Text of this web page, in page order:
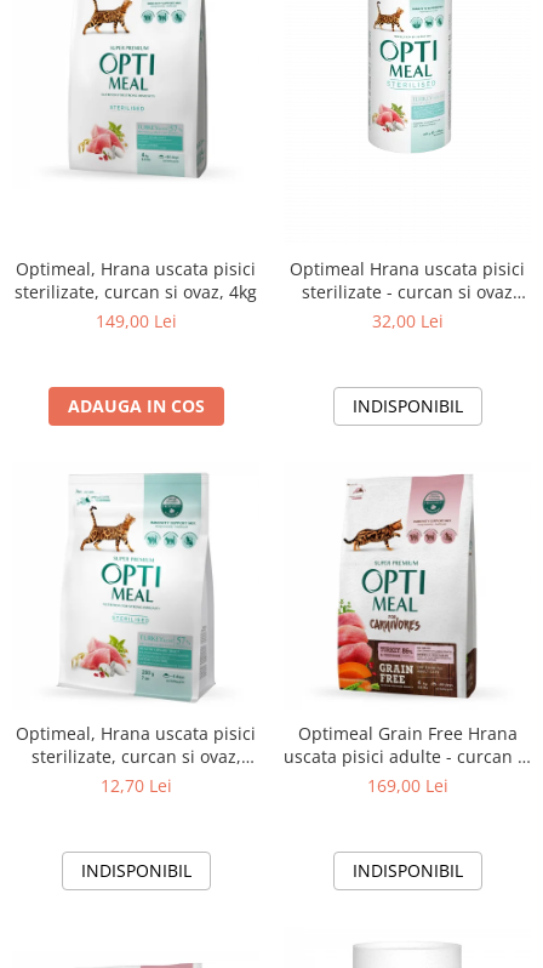
Optimeal, Hrana uscata pisici
sterilizate, curcan si ovaz, 4kg
149,00 Lei
ADAUGA IN COS
Optimeal Hrana uscata pisici
sterilizate - curcan si ovaz
650g
32,00 Lei
INDISPONIBIL
Optimeal, Hrana uscata pisici
sterilizate, curcan si ovaz,
200g
12,70 Lei
INDISPONIBIL
Optimeal Grain Free Hrana
uscata pisici adulte - curcan si
legume, 4kg
169,00 Lei
INDISPONIBIL